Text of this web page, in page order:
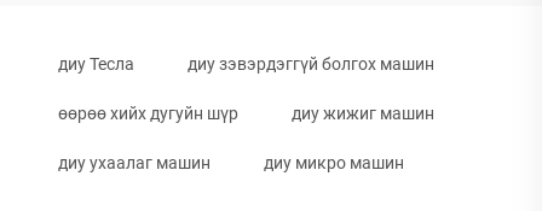
диу Тесла диу зэвэрдэггүй болгох машин
өөрөө хийх дугуйн шүр диу жижиг машин
диу ухаалаг машин диу микро машин